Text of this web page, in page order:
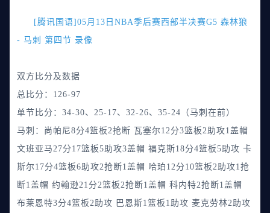
[腾讯国语]05月13日NBA季后赛西部半决赛G5 森林狼
- 马刺 第四节 录像
双方比分及数据
总比分：126-97
单节比分：34-30、25-17、32-26、35-24（马刺在前）
马刺：尚帕尼8分4篮板2抢断 瓦塞尔12分3篮板2助攻1盖帽
文班亚马27分17篮板5助攻3盖帽 福克斯18分4篮板5助攻 卡
斯尔17分4篮板6助攻2抢断1盖帽 哈珀12分10篮板2助攻1抢
断1盖帽 约翰逊21分2篮板2抢断1盖帽 科内特2抢断1盖帽
布莱恩特3分4篮板2助攻 巴恩斯1篮板1助攻 麦克劳林2助攻